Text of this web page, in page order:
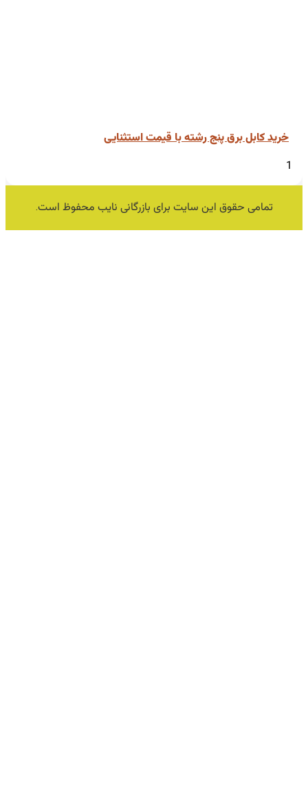
خرید کابل برق پنج رشته با قیمت استثنایی
تمامی حقوق این سایت برای بازرگانی نایب محفوظ است.